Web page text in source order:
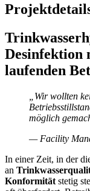
Desinfektion
laufenden
„Wir wollten
möglich
— Facility
In einer Zeit, in der
an
Konformität stetig